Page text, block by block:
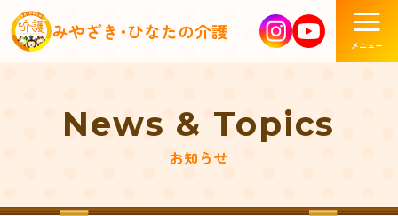
みやざき･ひなたの介護
お知らせ
News & Topics